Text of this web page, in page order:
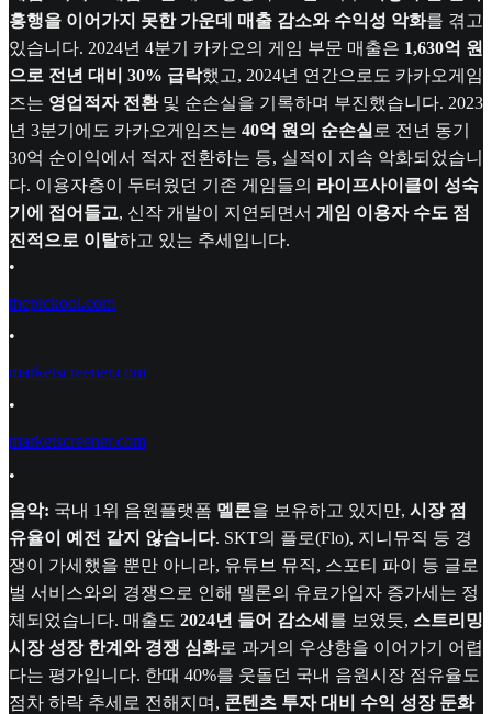
흥행을 이어가지 못한 가운데 매출 감소와 수익성 악화를 겪고
있습니다. 2024년 4분기 카카오의 게임 부문 매출은 1,630억 원
으로 전년 대비 30% 급락했고, 2024년 연간으로도 카카오게임
즈는 영업적자 전환및 순손실을 기록하며 부진했습니다. 2023
년 3분기에도 카카오게임즈는 40억 원의 순손실 로 전년 동기
30억 순이익에서 적자 전환하는 등, 실적이 지속 악화되었습니
다. 이용자층이 두터웠던 기존 게임들의 라이프사이클이 성숙
기에 접어들고, 신작 개발이 지연되면서 게임 이용자 수도 점
진적으로 이탈하고 있는 추세입니다.
•
thepickool.com
•
marketscreener.com
•
marketscreener.com
•
음악: 국내 1위 음원플랫폼 멜론을 보유하고 있지만, 시장 점
유율이 예전 같지 않습니다. SKT의 플로(Flo), 지니뮤직 등 경
쟁이 가세했을 뿐만 아니라, 유튜브 뮤직, 스포티 파이 등 글로
벌 서비스와의 경쟁으로 인해 멜론의 유료가입자 증가세는 정
체되었습니다. 매출도 2024년 들어 감소세 를 보였듯, 스트리밍
시장 성장 한계와 경쟁 심화로 과거의 우상향을 이어가기 어렵
다는 평가입니다. 한때 40%를 웃돌던 국내 음원시장 점유율도
점차 하락 추세로 전해지며, 콘텐츠 투자 대비 수익 성장 둔화